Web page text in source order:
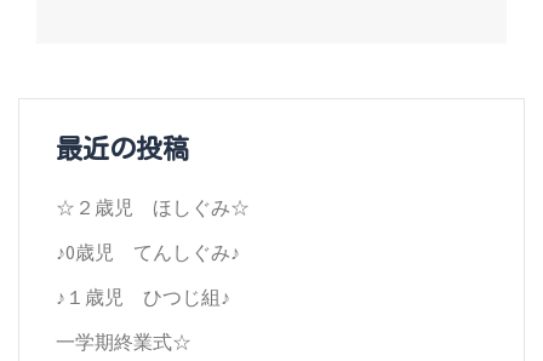
ー
シ
ョ
ン
最近の投稿
☆２歳児 ほしぐみ☆
♪0歳児 てんしぐみ♪
♪１歳児 ひつじ組♪
一学期終業式☆